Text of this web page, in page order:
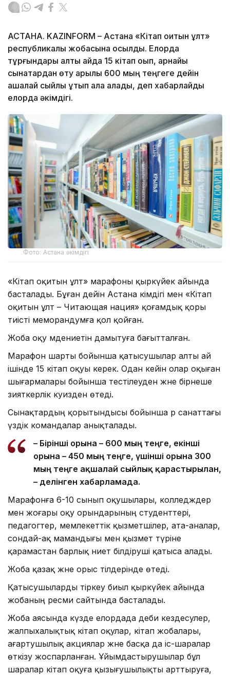
АСТАНА. KAZINFORM – Астана «Кітап оқитын ұлт»
республикалық жобасына қосылды. Елорда
тұрғындары алты айда 15 кітап оқып, арнайы
сынақтардан өту арқылы 600 мың теңгеге дейін
ақшалай сыйлық ұтып ала алады, деп хабарлайды
елорда әкімдігі.
Фото: Астана әкімдігі
«Кітап оқитын ұлт» марафоны қыркүйек айында
басталады. Бұған дейін Астана әкімдігі мен «Кітап
оқитын ұлт – Читающая нация» қоғамдық қоры
тиісті меморандумға қол қойған.
Жоба оқу мәдениетін дамытуға бағытталған.
Марафон шарты бойынша қатысушылар алты ай
ішінде 15 кітап оқуы керек. Одан кейін олар оқыған
шығармалары бойынша тестілеуден және бірнеше
зияткерлік куизден өтеді.
Сынақтардың қорытындысы бойынша әр санаттағы
үздік командалар анықталады.
– Бірінші орынға – 600 мың теңге, екінші
орынға – 450 мың теңге, үшінші орынға 300
мың теңге ақшалай сыйлық қарастырылған,
– делінген хабарламада.
Марафонға 6-10 сынып оқушылары, колледждер
мен жоғары оқу орындарының студенттері,
педагогтер, мемлекеттік қызметшілер, ата-аналар,
сондай-ақ мамандығы мен қызмет түріне
қарамастан барлық ниет білдіруші қатыса алады.
Жоба қазақ және орыс тілдерінде өтеді.
Қатысушыларды тіркеу биыл қыркүйек айында
жобаның ресми сайтында басталады.
Жоба аясында күзде елордада әдеби кездесулер,
жалпыхалықтық кітап оқулар, кітап жобалары,
ағартушылық акциялар және басқа да іс-шаралар
өткізу жоспарланған. Ұйымдастырушылар бұл
шаралар кітап оқуға қызығушылықты арттыруға,